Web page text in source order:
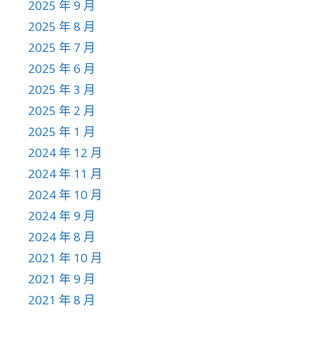
2025 年 9 月
2025 年 8 月
2025 年 7 月
2025 年 6 月
2025 年 3 月
2025 年 2 月
2025 年 1 月
2024 年 12 月
2024 年 11 月
2024 年 10 月
2024 年 9 月
2024 年 8 月
2021 年 10 月
2021 年 9 月
2021 年 8 月